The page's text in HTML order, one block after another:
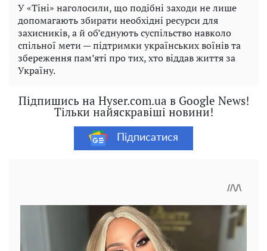
У «Тіні» наголосили, що подібні заходи не лише
допомагають збирати необхідні ресурси для
захисників, а й об’єднують суспільство навколо
спільної мети — підтримки українських воїнів та
збереження пам’яті про тих, хто віддав життя за
Україну.
Підпишись на Hyser.com.ua в Google News!
Тільки найяскравіші новини!
Підписатися